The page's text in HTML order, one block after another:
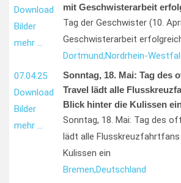
Download
Bilder
mehr …
mit Geschwisterarbeit
Tag der Geschwister (10.
Geschwisterarbeit
Dortmund;Nordrhein-
07.04.25
Download
Bilder
mehr …
Sonntag, 18. Mai: Tag des
Travel lädt alle
Blick hinter die Kulissen
Sonntag, 18. Mai: Tag des
lädt alle Flusskreuzfahrtfans
Kulissen ein
Bremen,Deutschland